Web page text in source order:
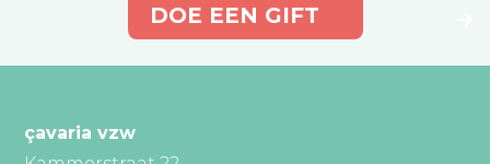
DOE EEN GIFT
çavaria vzw